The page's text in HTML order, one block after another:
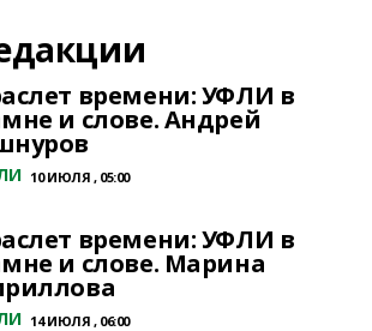
времени: УФЛИ в
и слове. Андрей
10 ИЮЛЯ , 05:00
времени: УФЛИ в
и слове. Марина
14 ИЮЛЯ , 06:00